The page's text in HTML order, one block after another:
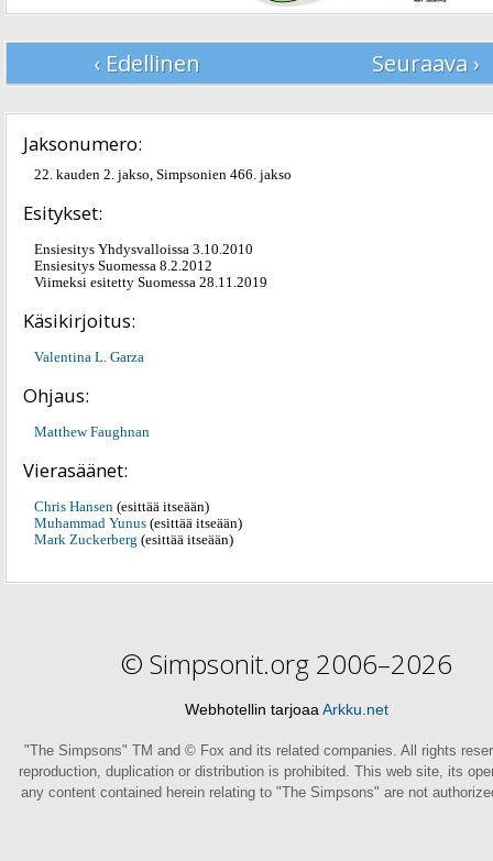
‹ Edellinen Seuraava ›
Jaksonumero:
22. kauden 2. jakso, Simpsonien 466. jakso
Esitykset:
Ensiesitys Yhdysvalloissa 3.10.2010
Ensiesitys Suomessa 8.2.2012
Viimeksi esitetty Suomessa 28.11.2019
Käsikirjoitus:
Valentina L. Garza
Ohjaus:
Matthew Faughnan
Vierasäänet:
Chris Hansen (esittää itseään)
Muhammad Yunus (esittää itseään)
Mark Zuckerberg (esittää itseään)
© Simpsonit.org 2006–2026
Webhotellin tarjoaa Arkku.net
"The Simpsons" TM and © Fox and its related companies. All rights
reproduction, duplication or distribution is prohibited. This web site, its
any content contained herein relating to "The Simpsons" are not